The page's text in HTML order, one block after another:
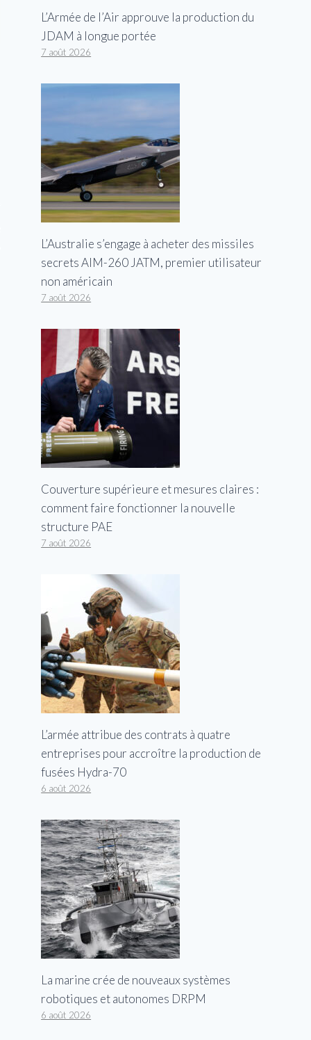
Jack Teixeira: l’armée de l’air
suspend deux commandants de
l’unité de fuite de documents
classifiés accusés
ParGeorge 27 avril 2023
L’Armée de l’Air approuve la production du
JDAM à longue portée
7 août 2026
L’Australie s’engage à acheter des missiles
secrets AIM-260 JATM, premier utilisateur
non américain
7 août 2026
Couverture supérieure et mesures claires :
comment faire fonctionner la nouvelle
structure PAE
7 août 2026
L’armée attribue des contrats à quatre
entreprises pour accroître la production de
fusées Hydra-70
6 août 2026
La marine crée de nouveaux systèmes
robotiques et autonomes DRPM
6 août 2026